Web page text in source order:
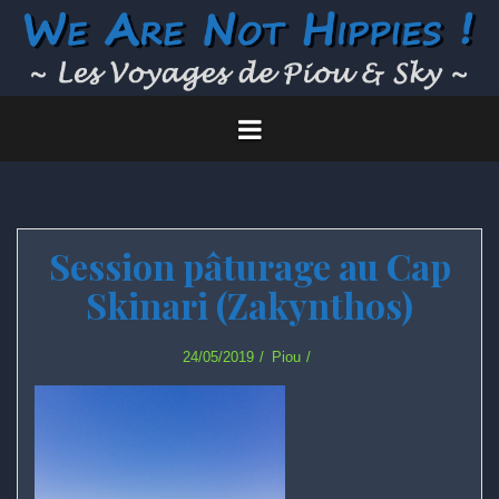
Skip
Session pâturage au Cap
Skinari (Zakynthos)
24/05/2019 Piou